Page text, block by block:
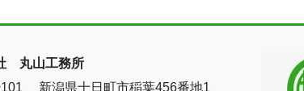
丸山工務所
新潟県十日町市稲葉456番地1